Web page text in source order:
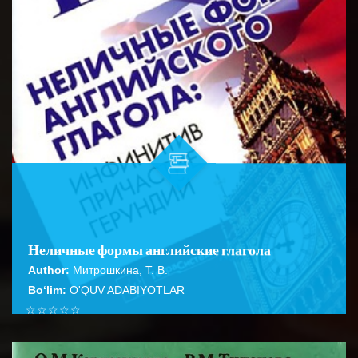
Неличные формы английские глагола
Author: Митрошкина, Т. В.
Bo‘lim: O'QUV ADABIYOTLAR
☆
☆
☆
☆
☆
Справочник содержит подробное описание правил